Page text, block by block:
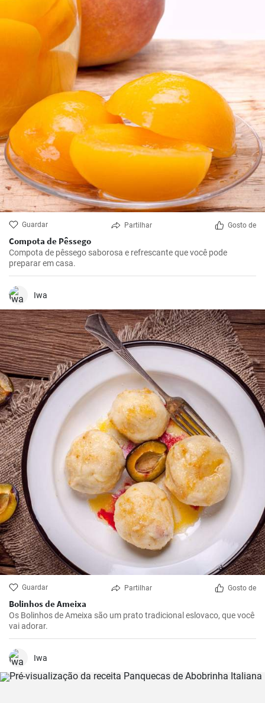
Guardar Partilhar Gosto de
Compota de Pêssego
Compota de pêssego saborosa e refrescante que você pode
preparar em casa.
Iwa
Guardar Partilhar Gosto de
Bolinhos de Ameixa
Os Bolinhos de Ameixa são um prato tradicional eslovaco, que você
vai adorar.
Iwa